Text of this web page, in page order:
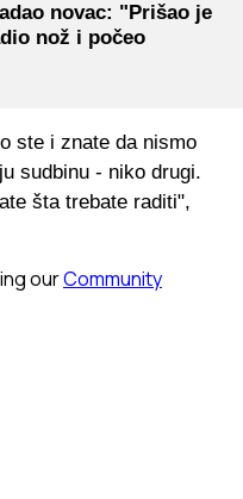
novac: "Prišao je
nož i počeo
ste i znate da nismo
sudbinu - niko drugi.
šta trebate raditi",